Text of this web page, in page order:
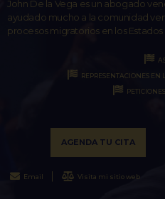
John De la Vega es un abogado
ayudado mucho a la comunidad
procesos migratorios en los Estados
REPRESENTACIONES EN
AGENDA TU CITA
Email Visita mi sitio web